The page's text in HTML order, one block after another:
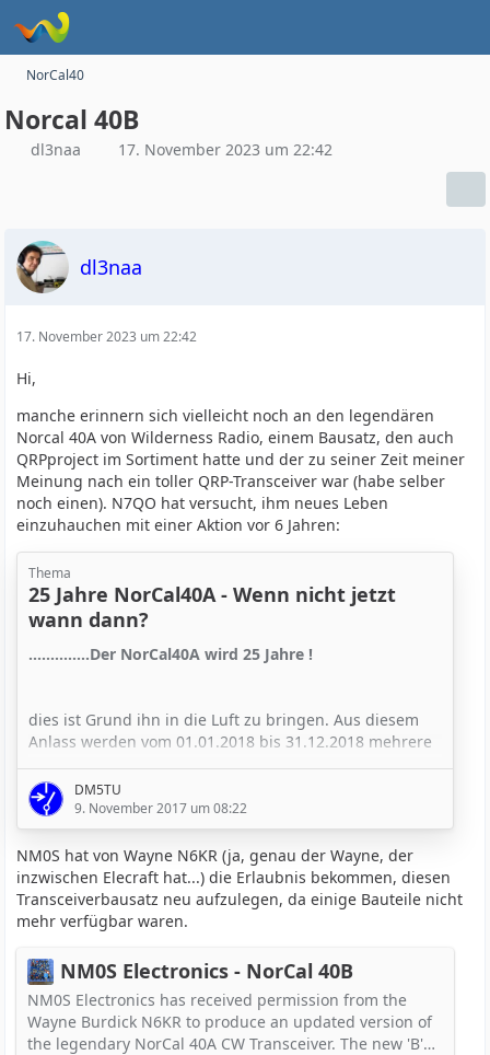
NorCal40
Norcal 40B
dl3naa 17. November 2023 um 22:42
dl3naa
17. November 2023 um 22:42
Hi,
manche erinnern sich vielleicht noch an den legendären
Norcal 40A von Wilderness Radio, einem Bausatz, den auch
QRPproject im Sortiment hatte und der zu seiner Zeit meiner
Meinung nach ein toller QRP-Transceiver war (habe selber
noch einen). N7QO hat versucht, ihm neues Leben
einzuhauchen mit einer Aktion vor 6 Jahren:
Thema
25 Jahre NorCal40A - Wenn nicht jetzt
wann dann?
..............Der NorCal40A wird 25 Jahre !
dies ist Grund ihn in die Luft zu bringen. Aus diesem
Anlass werden vom 01.01.2018 bis 31.12.2018 mehrere
QSO-Partys dazu stattfinden.
Aber es kommt eigentlich noch besser.....
Viele unter uns haben diesen, vonWayne Burdick,
N6KR
entwickelten 40m CW Transceiver nicht
aufbauen können, oder haben ihren selbst gebauten
Sendeempfänger weitergegeben.
Für alle unter uns die dies bereuen, oder einfach zu
spät dran waren ist jetzt der Zeitpunkt gekommen
dies…
DM5TU
9. November 2017 um 08:22
NM0S hat von Wayne N6KR (ja, genau der Wayne, der
inzwischen Elecraft hat...) die Erlaubnis bekommen, diesen
Transceiverbausatz neu aufzulegen, da einige Bauteile nicht
mehr verfügbar waren.
NM0S Electronics - NorCal 40B
NM0S Electronics has received permission from the
Wayne Burdick N6KR to produce an updated version of
the legendary NorCal 40A CW Transceiver. The new 'B'…